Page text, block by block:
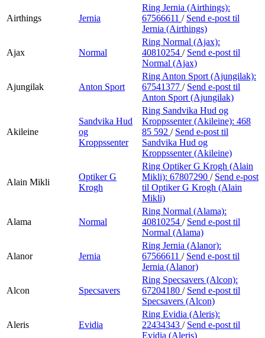
Airthings Jernia
Ring Jernia (Airthings):
67566611 / Send e-post til
Jernia (Airthings)
Ajax Normal
Ring Normal (Ajax):
40810254 / Send e-post til
Normal (Ajax)
Ajungilak Anton Sport
Ring Anton Sport (Ajungilak):
67541377 / Send e-post til
Anton Sport (Ajungilak)
Akileine
Sandvika Hud
og
Kroppssenter
Ring Sandvika Hud og
Kroppssenter (Akileine): 468
85 592 / Send e-post til
Sandvika Hud og
Kroppssenter (Akileine)
Alain Mikli
Optiker G
Krogh
Ring Optiker G Krogh (Alain
Mikli): 67807290 / Send e-post
til Optiker G Krogh (Alain
Mikli)
Alama Normal
Ring Normal (Alama):
40810254 / Send e-post til
Normal (Alama)
Alanor Jernia
Ring Jernia (Alanor):
67566611 / Send e-post til
Jernia (Alanor)
Alcon Specsavers
Ring Specsavers (Alcon):
67204180 / Send e-post til
Specsavers (Alcon)
Aleris Evidia
Ring Evidia (Aleris):
22434343 / Send e-post til
Evidia (Aleris)